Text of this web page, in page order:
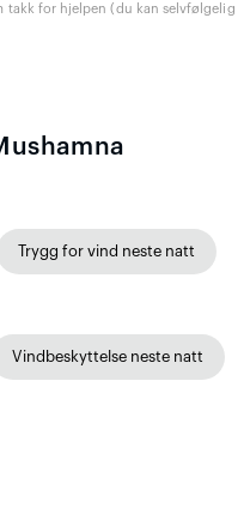
takk for hjelpen (du kan selvfølgelig
Trygg for vind neste natt
Vindbeskyttelse neste natt